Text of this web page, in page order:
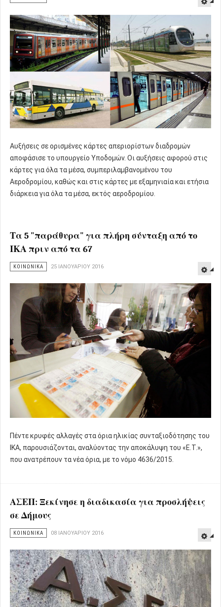
Αυξήσεις σε ορισμένες κάρτες απεριορίστων διαδρομών
αποφάσισε το υπουργείο Υποδομών. Οι αυξήσεις αφορού στις
κάρτες για όλα τα μέσα, συμπεριλαμβανομένου του
Αεροδρομίου, καθώς και στις κάρτες με εξαμηνιαία και ετήσια
διάρκεια για όλα τα μέσα, εκτός αεροδρομίου.
Τα 5 "παράθυρα" για πλήρη σύνταξη από το
ΙΚΑ πριν από τα 67
ΚΟΙΝΩΝΙΚΑ 25 ΙΑΝΟΥΑΡΊΟΥ 2016
Πέντε κρυφές αλλαγές στα όρια ηλικίας συνταξιοδότησης του
ΙΚΑ, παρουσιάζονται, αναλύοντας την αποκάλυψη του «Ε.Τ.»,
που ανατρέπουν τα νέα όρια, με το νόμο 4636/2015.
ΑΣΕΠ: Ξεκίνησε η διαδικασία για προσλήψεις
σε Δήμους
ΚΟΙΝΩΝΙΚΑ 08 ΙΑΝΟΥΑΡΊΟΥ 2016